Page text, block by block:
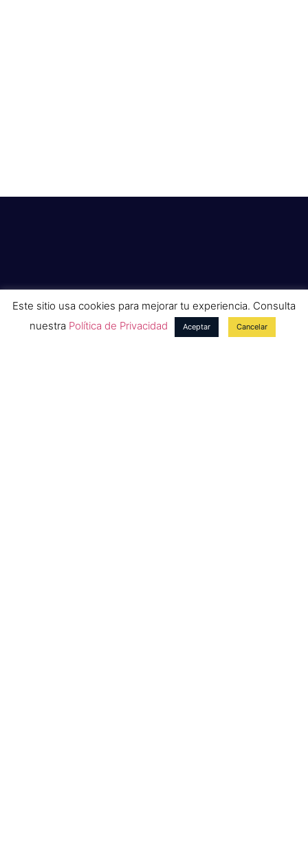
CONTACTO
Avenida Cartagena – 30710 Los Alcázares
Este sitio usa cookies para mejorar tu experiencia. Consulta
nuestra Política de Privacidad Aceptar Cancelar